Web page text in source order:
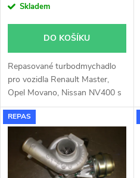
o
u
k
t
ů
o
d
u
k
Skladem
DO KOŠÍKU
Repasované turbodmychadlo
pro vozidla Renault Master,
Opel Movano, Nissan NV400 s
96kW, 100kW, 120kW, 125kW
REPAS